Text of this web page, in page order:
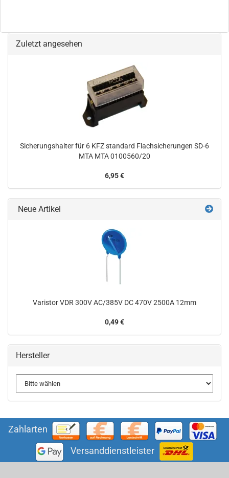
Zuletzt angesehen
Sicherungshalter für 6 KFZ standard Flachsicherungen SD-6
MTA MTA 0100560/20
6,95 €
Neue Artikel
Varistor VDR 300V AC/385V DC 470V 2500A 12mm
0,49 €
Hersteller
Zahlarten
Versanddienstleister